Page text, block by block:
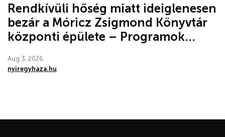
Rendkívüli hőség miatt ideiglenesen
bezár a Móricz Zsigmond Könyvtár
központi épülete – Programok...
Aug 3, 2026
nyiregyhaza.hu